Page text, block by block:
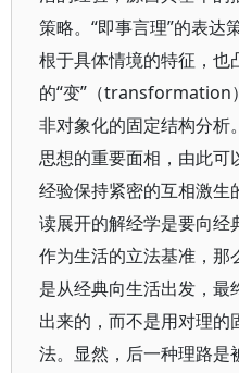
策略。“即事言理”的表达
根于具体情境的特征，也
的“变”（transformation
非对象化的固定结构分析
思想的重要面相，由此可
经验保持紧密的互相激生
读展开的解经学是要向经
作为生活的立法基准，那
是从经典向生活出发，
出来的，而不是用对理的
法。显然，后一种理路是